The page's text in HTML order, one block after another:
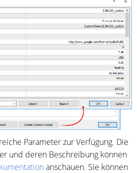
Parameter zur Verfügung. Die
und deren Beschreibung können
anschauen. Sie können